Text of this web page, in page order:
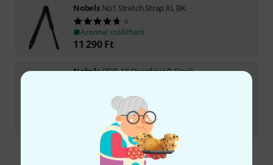
Nobels No1 Stretch Strap XL BK
6
Azonnal szállítható
11 290 Ft
NobelsODR-1X Overdrive B-Stock
Azonnal szállítható
Ft
30 napos legjobb ár
Díjmentes szállítás 79 000 Ft fölött